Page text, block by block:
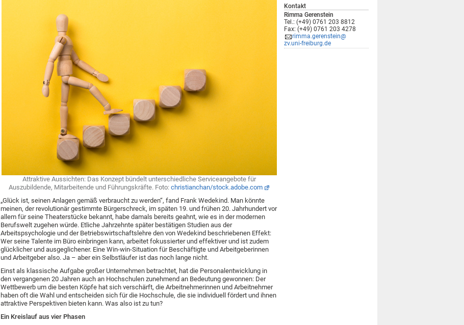
Attraktive Aussichten: Das Konzept bündelt unterschiedliche Serviceangebote für
Auszubildende, Mitarbeitende und Führungskräfte. Foto: christianchan/stock.adobe.com
„Glück ist, seinen Anlagen gemäß verbraucht zu werden“, fand Frank Wedekind. Man könnte
meinen, der revolutionär gestimmte Bürgerschreck, im späten 19. und frühen 20. Jahrhundert vor
allem für seine Theaterstücke bekannt, habe damals bereits geahnt, wie es in der modernen
Berufswelt zugehen würde. Etliche Jahrzehnte später bestätigen Studien aus der
Arbeitspsychologie und der Betriebswirtschaftslehre den von Wedekind beschriebenen Effekt:
Wer seine Talente im Büro einbringen kann, arbeitet fokussierter und effektiver und ist zudem
glücklicher und ausgeglichener. Eine Win-win-Situation für Beschäftigte und Arbeitgeberinnen
und Arbeitgeber also. Ja – aber ein Selbstläufer ist das noch lange nicht.
Einst als klassische Aufgabe großer Unternehmen betrachtet, hat die Personalentwicklung in
den vergangenen 20 Jahren auch an Hochschulen zunehmend an Bedeutung gewonnen: Der
Wettbewerb um die besten Köpfe hat sich verschärft, die Arbeitnehmerinnen und Arbeitnehmer
haben oft die Wahl und entscheiden sich für die Hochschule, die sie individuell fördert und ihnen
attraktive Perspektiven bieten kann. Was also ist zu tun?
Ein Kreislauf aus vier Phasen
Kontakt
Rimma Gerenstein
Tel.: (+49) 0761 203 8812
Fax: (+49) 0761 203 4278
rimma.gerenstein@
zv.uni-freiburg.de